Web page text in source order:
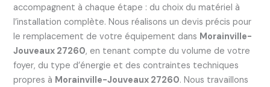
accompagnent à chaque étape : du choix du matériel à
l’installation complète. Nous réalisons un devis précis pour
le remplacement de votre équipement dans Morainville-
Jouveaux 27260, en tenant compte du volume de votre
foyer, du type d’énergie et des contraintes techniques
propres à Morainville-Jouveaux 27260. Nous travaillons